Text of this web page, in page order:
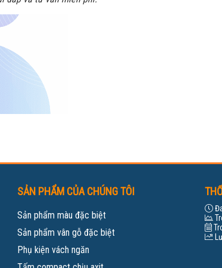
SẢN PHẨM CỦA CHÚNG TÔI
Sản phẩm màu đặc biệt
Sản phẩm vân gỗ đặc biệt
Phụ kiện vách ngăn